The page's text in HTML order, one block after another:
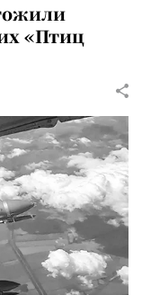
«Птиц